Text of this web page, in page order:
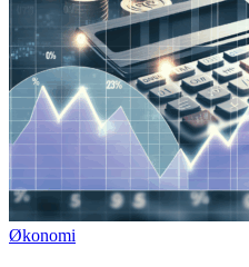
Økonomi